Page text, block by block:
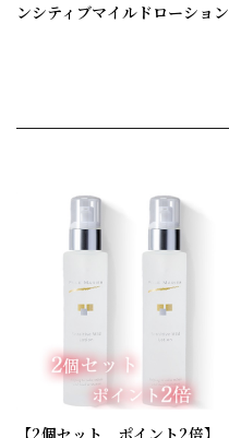
ンシティブマイルドローション
【2個セット ポイント2倍】